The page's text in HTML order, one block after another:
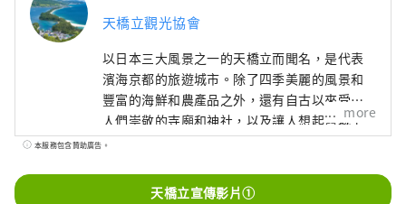
天橋立觀光協會
以日本三大風景之一的天橋立而聞名，是代表
濱海京都的旅遊城市。除了四季美麗的風景和
豐富的海鮮和農產品之外，還有自古以來受到
人們崇敬的寺廟和神社，以及讓人想起舊城下
町和北前船停靠港的街道景觀，吸引了許多來
遊諮詢中心位於京都丹後鐵道宮豐線的天橋立
more
本服務包含贊助廣告。
天橋立宣傳影片①